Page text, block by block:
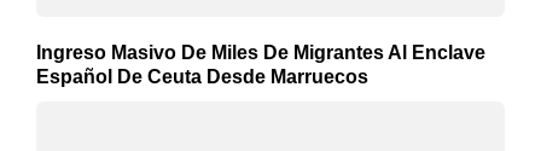
Ingreso Masivo De Miles De Migrantes Al Enclave
Español De Ceuta Desde Marruecos